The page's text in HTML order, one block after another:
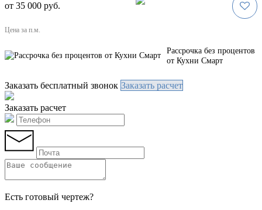
от 35 000 руб.
Цена за п.м.
Рассрочка без процентов
от Кухни Смарт
Заказать бесплатный звонок Заказать расчет
Заказать расчет
Есть готовый чертеж?